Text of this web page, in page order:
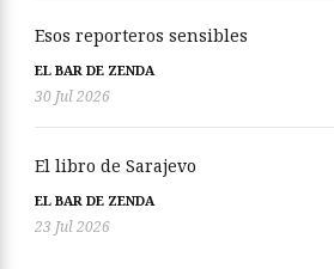
Esos reporteros sensibles
EL BAR DE ZENDA
30 Jul 2026
El libro de Sarajevo
EL BAR DE ZENDA
23 Jul 2026